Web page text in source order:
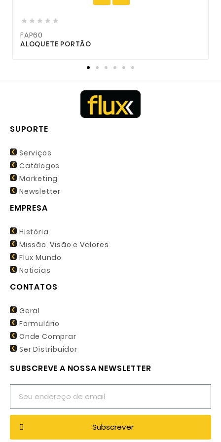
    
FAP60
ALOQUETE PORTÃO
SUPORTE
Serviços
Catálogos
Marketing
Newsletter
EMPRESA
História
Missão, Visão e Valores
Flux Mundo
Noticias
CONTATOS
Geral
Formulário
Onde Comprar
Ser Distribuidor
SUBSCREVE A NOSSA NEWSLETTER
Subscrever